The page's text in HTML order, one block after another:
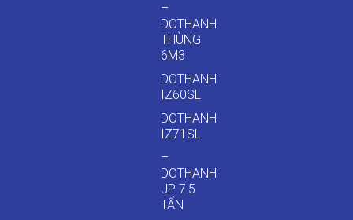
–
DOTHANH
THÙNG
6M3
DOTHANH
IZ60SL
DOTHANH
IZ71SL
–
DOTHANH
JP 7.5
TẤN